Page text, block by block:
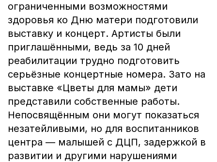
ограниченными возможностями
здоровья ко Дню матери подготовили
выставку и концерт. Артисты были
приглашёнными, ведь за 10 дней
реабилитации трудно подготовить
серьёзные концертные номера. Зато на
выставке «Цветы для мамы» дети
представили собственные работы.
Непосвящённым они могут показаться
незатейливыми, но для воспитанников
центра — малышей с ДЦП, задержкой в
развитии и другими нарушениями